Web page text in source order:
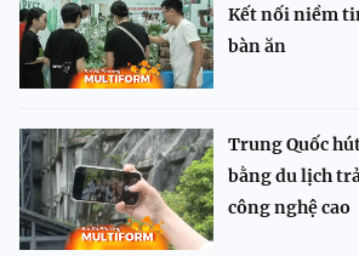
Kết nối niềm
bàn ăn
Trung Quốc
bằng du lịch
công nghệ cao